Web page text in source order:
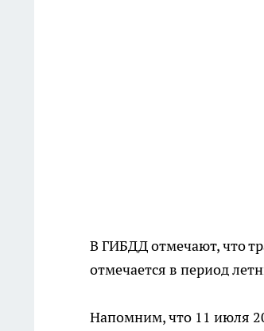
В ГИБДД отмечают, что
отмечается в период
Напомним, что 11 июля